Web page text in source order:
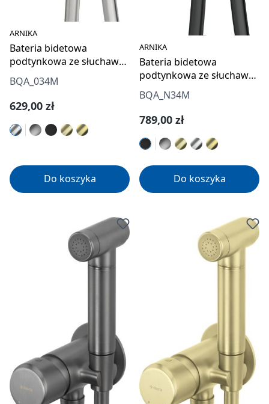
ARNIKA
Bateria bidetowa
podtynkowa ze słuchawką
typu bidetta
BQA_034M
Cena regularna:
629,00 zł
Do koszyka
ARNIKA
Bateria bidetowa
podtynkowa ze słuchawką
typu bidetta
BQA_N34M
Cena regularna:
789,00 zł
Do koszyka